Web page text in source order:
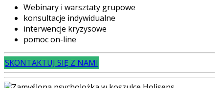
Webinary i warsztaty grupowe
konsultacje indywidualne
interwencje kryzysowe
pomoc on-line
SKONTAKTUJ SIĘ Z NAMI